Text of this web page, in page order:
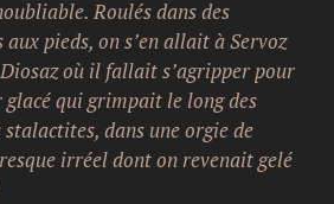
Roulés dans des
pieds, on s’en allait à Servoz
où il fallait s’agripper pour
qui grimpait le long des
dans une orgie de
irréel dont on revenait gelé